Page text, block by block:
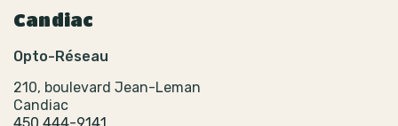
Candiac
Opto-Réseau
210, boulevard Jean-Leman
Candiac